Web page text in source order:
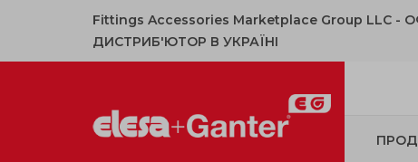
Fittings Accessories Marketplace Group LLC -
ДИСТРИБ'ЮТОР В УКРАЇНІ